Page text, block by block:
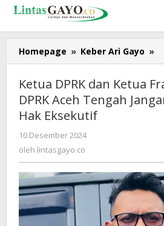
Lewati
konten
Homepage » Keber Ari Gayo »
Ketua DPRK dan Ketua
DPRK Aceh Tengah
Hak Eksekutif
10 Desember 2024
oleh lintasgayo.co